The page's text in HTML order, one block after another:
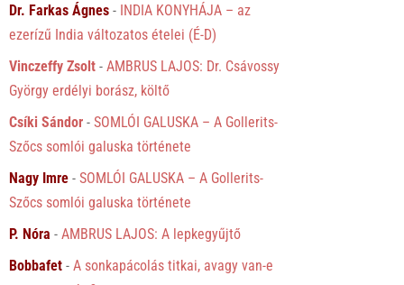
Dr. Farkas Ágnes - INDIA KONYHÁJA – az
ezerízű India változatos ételei (É-D)
Vinczeffy Zsolt -AMBRUS LAJOS: Dr. Csávossy
György erdélyi borász, költő
Csíki Sándor -SOMLÓI GALUSKA – A Gollerits-
Szőcs somlói galuska története
Nagy Imre -SOMLÓI GALUSKA – A Gollerits-
Szőcs somlói galuska története
P. Nóra -AMBRUS LAJOS: A lepkegyűjtő
Bobbafet -A sonkapácolás titkai, avagy van-e